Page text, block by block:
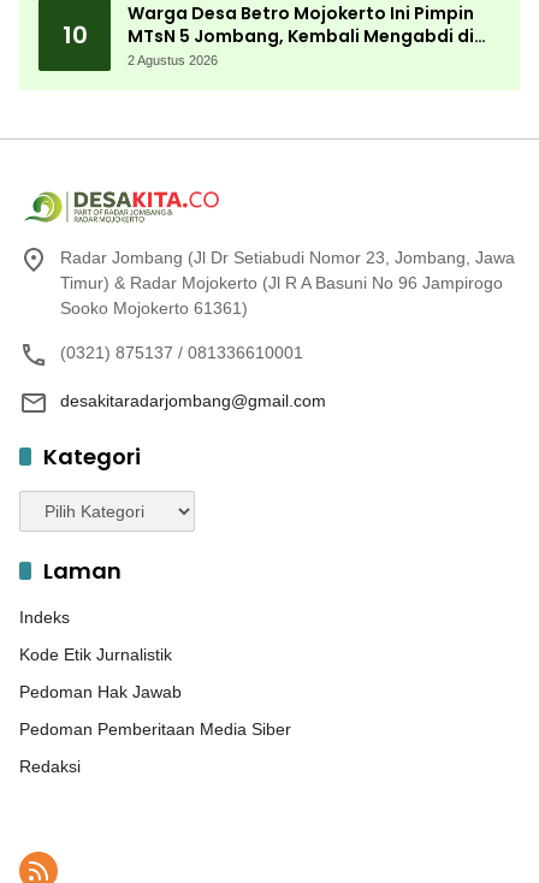
10
Warga Desa Betro Mojokerto Ini Pimpin
MTsN 5 Jombang, Kembali Mengabdi di
Almamater
2 Agustus 2026
Radar Jombang (Jl Dr Setiabudi Nomor 23, Jombang, Jawa
Timur) & Radar Mojokerto (Jl R A Basuni No 96 Jampirogo
Sooko Mojokerto 61361)
(0321) 875137 / 081336610001
desakitaradarjombang@gmail.com
Kategori
Kategori
Laman
Indeks
Kode Etik Jurnalistik
Pedoman Hak Jawab
Pedoman Pemberitaan Media Siber
Redaksi